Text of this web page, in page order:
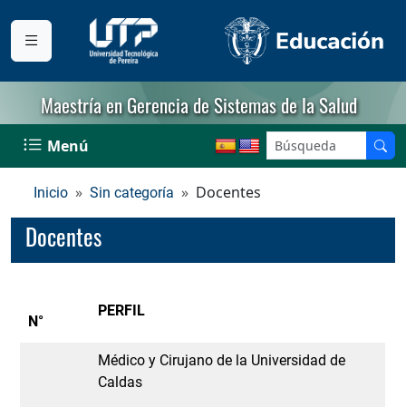
Maestría en Gerencia de Sistemas de la Salud
Menú
Inicio Sin categoría Docentes
Docentes
N°
PERFIL
Médico y Cirujano de la Universidad de
Caldas